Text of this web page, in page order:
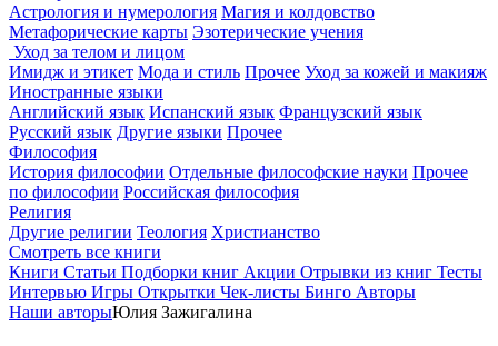
Астрология и нумерология Магия и колдовство
Метафорические карты Эзотерические учения
Уход за телом и лицом
Имидж и этикет Мода и стиль Прочее Уход за кожей и макияж
Иностранные языки
Английский язык Испанский язык Французский язык
Русский язык Другие языки Прочее
Философия
История философии Отдельные философские науки Прочее
по философии Российская философия
Религия
Другие религии Теология Христианство
Смотреть все книги
Книги Статьи Подборки книг Акции Отрывки из книг Тесты
Интервью Игры Открытки Чек-листы Бинго Авторы
Наши авторыЮлия Зажигалина